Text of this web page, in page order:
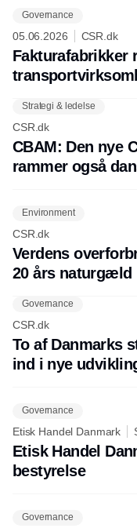
Governance
05.06.2026 CSR.dk
Fakturafabrikker
Strategi & ledelse
CSR.dk
CBAM: Den nye
rammer også
Environment
CSR.dk
Verdens
20 års naturgæld
Governance
CSR.dk
To af Danmarks
ind i nye
Governance
Etisk Handel Danmark
Etisk Handel
bestyrelse
Governance